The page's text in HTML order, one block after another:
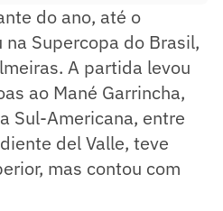
do ano, até o
Supercopa do Brasil,
A partida levou
ao Mané Garrincha,
Sul-Americana, entre
del Valle, teve
mas contou com